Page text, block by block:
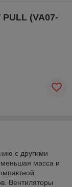
(VA07-
с другими
меньшая масса и
Вентиляторы